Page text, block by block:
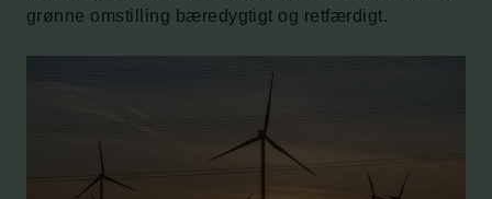
grønne omstilling bæredygtigt og retfærdigt.